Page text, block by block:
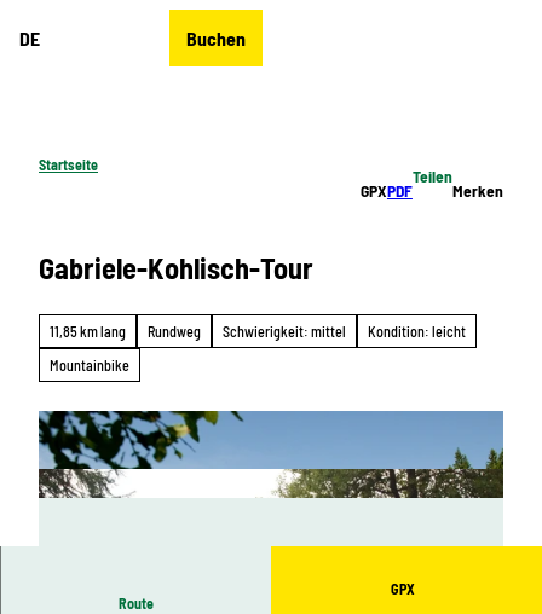
DE Buchen
Startseite
GPXPDF
Teilen
Merken
Gabriele-Kohlisch-Tour
11,85 km lang Rundweg Schwierigkeit: mittel
Kondition: leicht
Mountainbike
Route
GPX